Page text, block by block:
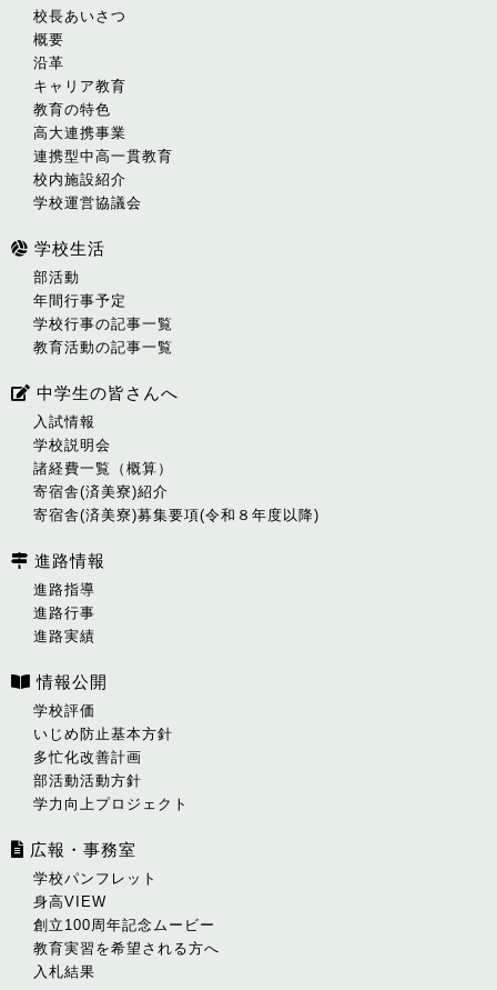
校長あいさつ
概要
沿革
キャリア教育
教育の特色
高大連携事業
連携型中高一貫教育
校内施設紹介
学校運営協議会
学校生活
部活動
年間行事予定
学校行事の記事一覧
教育活動の記事一覧
中学生の皆さんへ
入試情報
学校説明会
諸経費一覧（概算）
寄宿舎(済美寮)紹介
寄宿舎(済美寮)募集要項(令和８年度以降)
進路情報
進路指導
進路行事
進路実績
情報公開
学校評価
いじめ防止基本方針
多忙化改善計画
部活動活動方針
学力向上プロジェクト
広報・事務室
学校パンフレット
身高VIEW
創立100周年記念ムービー
教育実習を希望される方へ
入札結果